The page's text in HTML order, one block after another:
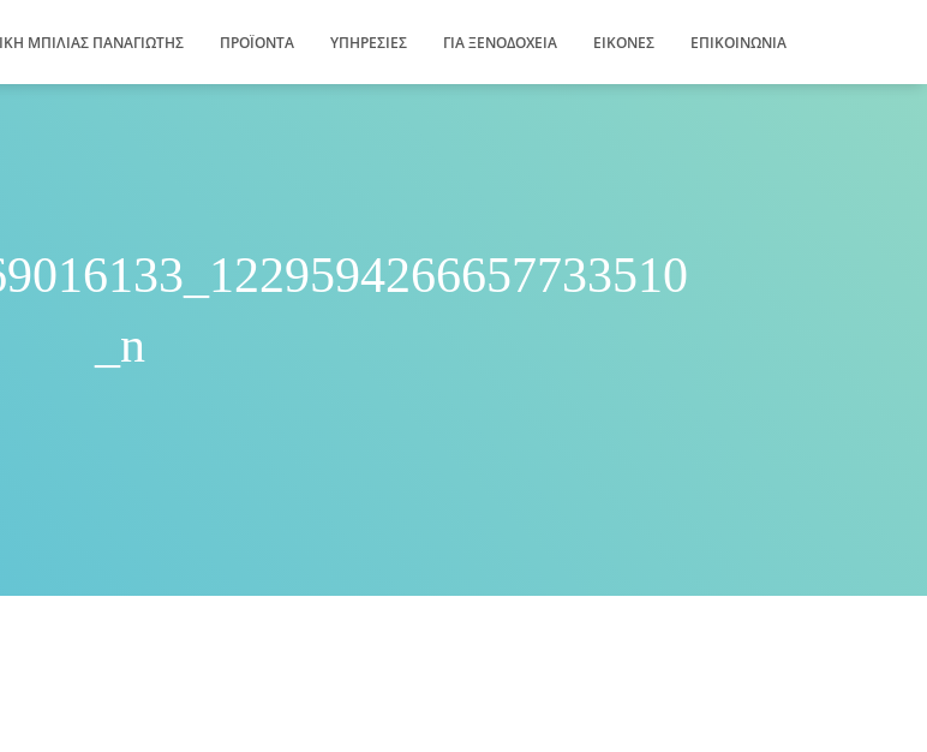
ΜΠΙΛΙΑΣ ΠΑΝΑΓΙΩΤΗΣ ΠΡΟΪΌΝΤΑ ΥΠΗΡΕΣΊΕΣ ΓΙΑ ΞΕΝΟΔΟΧΕΊΑ ΕΙΚΌΝΕΣ ΕΠΙΚΟΙΝΩΝΊΑ
_n